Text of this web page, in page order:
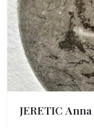
JERETIC Anna